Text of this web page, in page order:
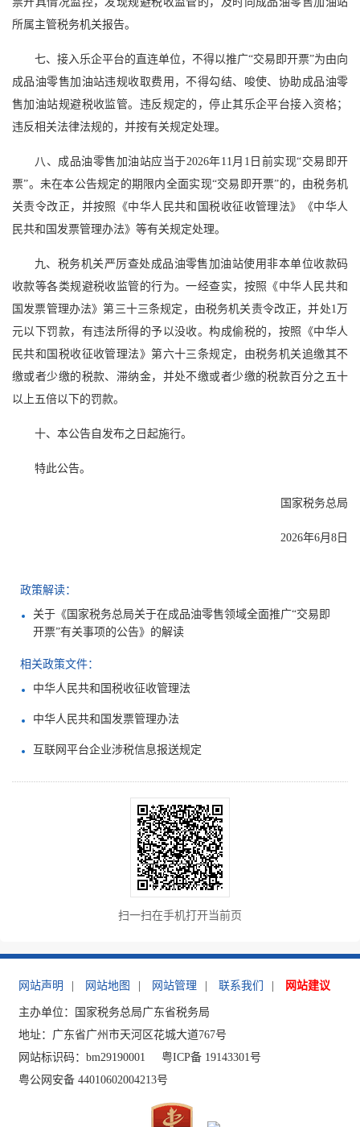
所属主管税务机关报告。
七、接入乐企平台的直连单位，不得以推广“交易即开票”为由向
成品油零售加油站违规收取费用，不得勾结、唆使、协助成品油零
售加油站规避税收监管。违反规定的，停止其乐企平台接入资格；
违反相关法律法规的，并按有关规定处理。
八、成品油零售加油站应当于2026年11月1日前实现“交易即开
票”。未在本公告规定的期限内全面实现“交易即开票”的，由税务机
关责令改正，并按照《中华人民共和国税收征收管理法》《中华人
民共和国发票管理办法》等有关规定处理。
九、税务机关严厉查处成品油零售加油站使用非本单位收款码
收款等各类规避税收监管的行为。一经查实，按照《中华人民共和
国发票管理办法》第三十三条规定，由税务机关责令改正，并处1万
元以下罚款，有违法所得的予以没收。构成偷税的，按照《中华人
民共和国税收征收管理法》第六十三条规定，由税务机关追缴其不
缴或者少缴的税款、滞纳金，并处不缴或者少缴的税款百分之五十
以上五倍以下的罚款。
十、本公告自发布之日起施行。
特此公告。
国家税务总局
2026年6月8日
政策解读：
关于《国家税务总局关于在成品油零售领域全面推广“交易即
开票”有关事项的公告》的解读
相关政策文件：
中华人民共和国税收征收管理法
中华人民共和国发票管理办法
互联网平台企业涉税信息报送规定
扫一扫在手机打开当前页
网站声明 网站地图 网站管理 联系我们 网站建议
主办单位：国家税务总局广东省税务局
地址：广东省广州市天河区花城大道767号
网站标识码：bm29190001
粤ICP备 19143301号
粤公网安备 44010602004213号